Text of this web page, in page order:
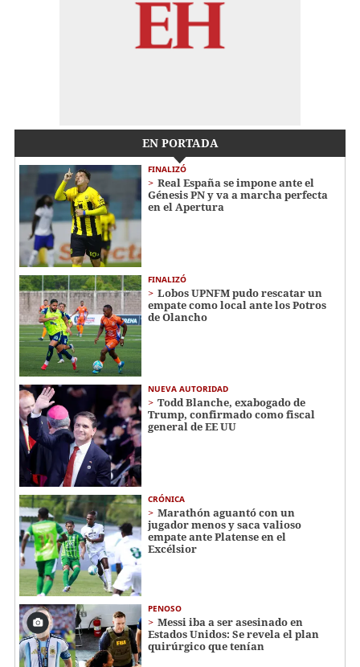
EN PORTADA
FINALIZÓ
Real España se impone ante el
Génesis PN y va a marcha perfecta
en el Apertura
FINALIZÓ
Lobos UPNFM pudo rescatar un
empate como local ante los Potros
de Olancho
NUEVA AUTORIDAD
Todd Blanche, exabogado de
Trump, confirmado como fiscal
general de EE UU
CRÓNICA
Marathón aguantó con un
jugador menos y saca valioso
empate ante Platense en el
Excélsior
PENOSO
Messi iba a ser asesinado en
Estados Unidos: Se revela el plan
quirúrgico que tenían